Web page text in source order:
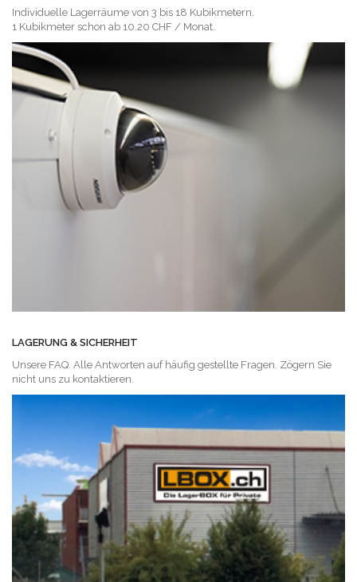
Individuelle Lagerräume von 3 bis 18 Kubikmetern.
1 Kubikmeter schon ab 10.20 CHF / Monat.
LAGERUNG & SICHERHEIT
Unsere FAQ. Alle Antworten auf häufig gestellte Fragen. Zögern Sie
nicht uns zu kontaktieren.